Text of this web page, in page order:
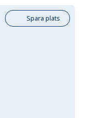
Spara plats